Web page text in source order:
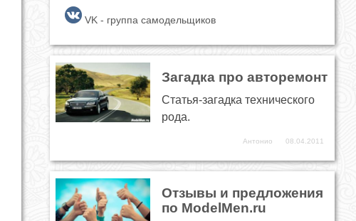
VK - группа самодельщиков
Загадка про авторемонт
Статья-загадка технического
рода.
Антонио 08.04.2011
Отзывы и предложения
по ModelMen.ru